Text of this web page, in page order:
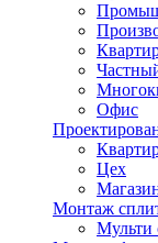
Офис
Цех
Монтаж
Мульти